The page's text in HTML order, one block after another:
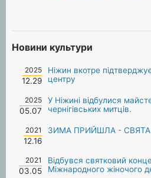
Новини культури
2025
12.29
Ніжин вкотре
центру
2025
05.07
У Ніжині відбулися
чернігівських митців.
2021
12.16
ЗИМА ПРИЙШЛА -
2021
03.05
Відбувся святковий
Міжнародного жіночого